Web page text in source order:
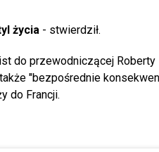
życia - stwierdził.
do przewodniczącej
"bezpośrednie
do Francji.